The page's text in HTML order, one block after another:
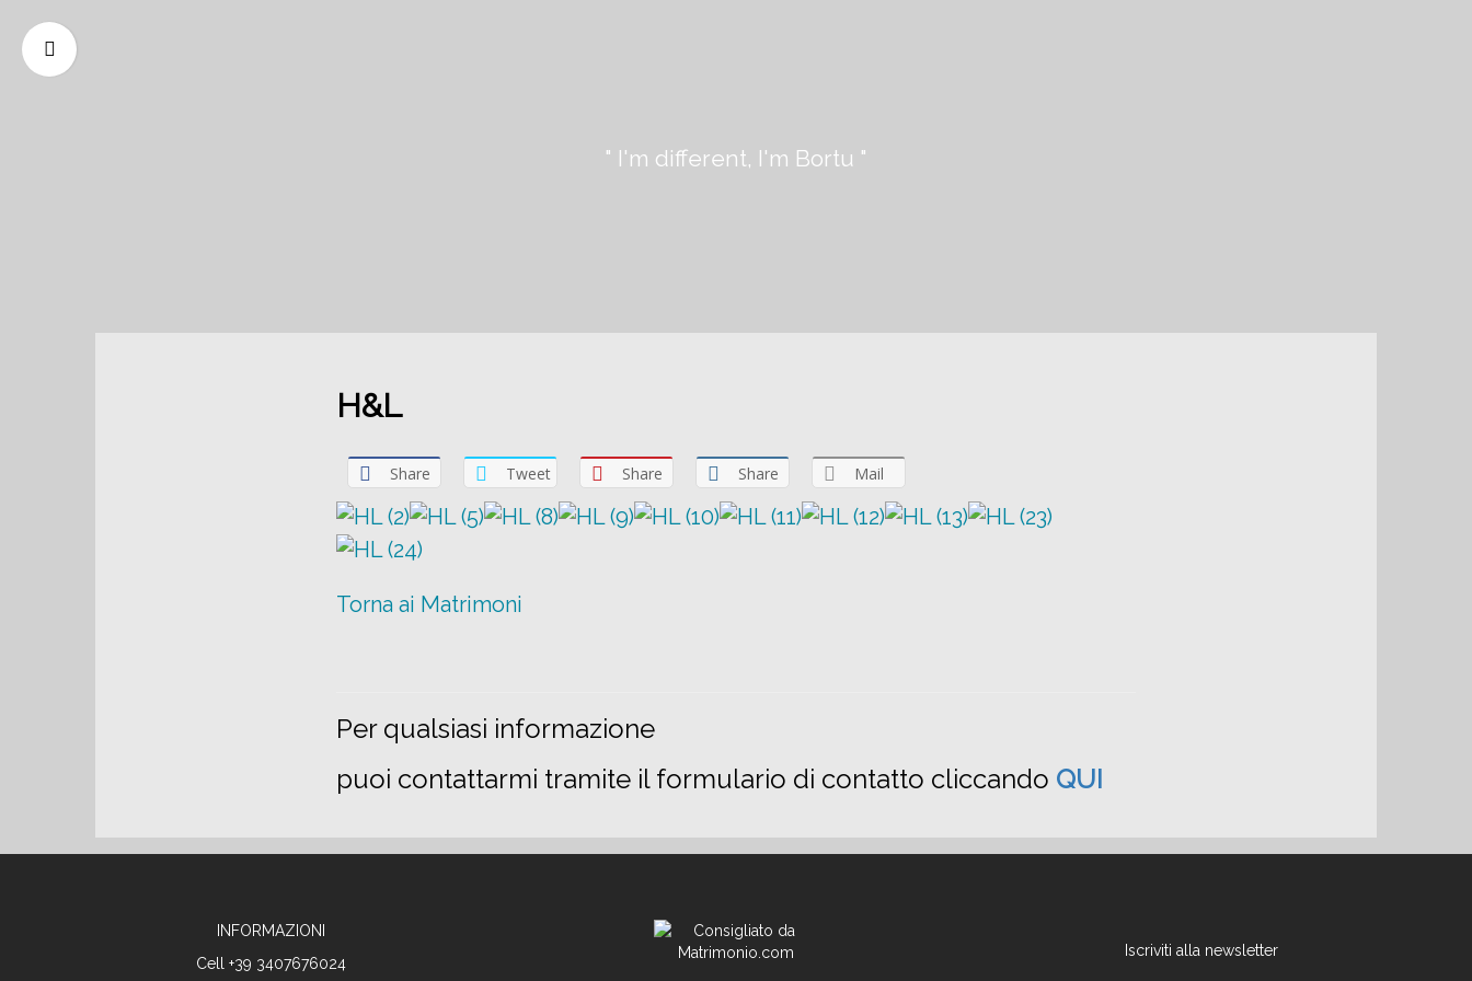
" I'm different, I'm Bortu "
H&L
Share Tweet Share Share Mail
Torna ai Matrimoni
Per qualsiasi informazione
puoi contattarmi tramite il formulario di contatto cliccando QUI
INFORMAZIONI
Cell +39 3407676024
Iscriviti alla newsletter